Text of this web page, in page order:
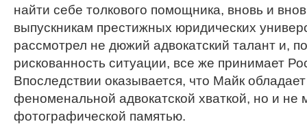
найти себе толкового помощника, вновь и
выпускникам престижных юридических
рассмотрел не дюжий адвокатский талант и,
рискованность ситуации, все же принимает
Впоследствии оказывается, что Майк
феноменальной адвокатской хваткой, но и
фотографической памятью.